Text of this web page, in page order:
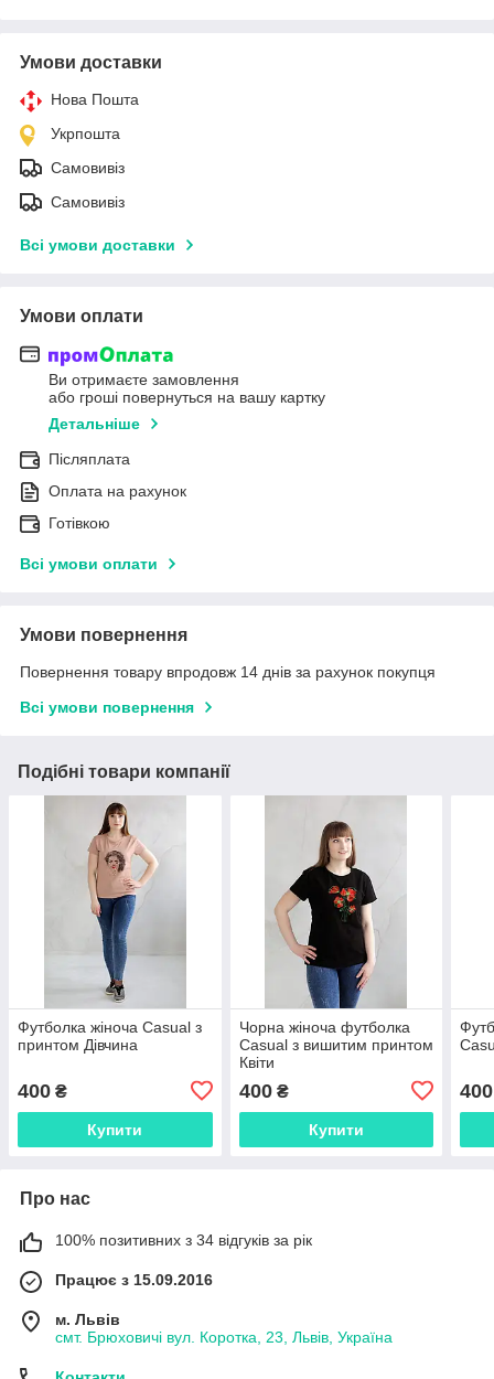
Умови доставки
Нова Пошта
Укрпошта
Самовивіз
Самовивіз
Всі умови доставки
Умови оплати
Ви отримаєте замовлення
або гроші повернуться на вашу картку
Детальніше
Післяплата
Оплата на рахунок
Готівкою
Всі умови оплати
Умови повернення
Повернення товару впродовж 14 днів за рахунок покупця
Всі умови повернення
Подібні товари компанії
Футболка жіноча Casual з
принтом Дівчина
400 ₴
Купити
Чорна жіноча футболка
Casual з вишитим принтом
Квіти
400₴
Купити
400
Про нас
100% позитивних з 34 відгуків за рік
Працює з 15.09.2016
м. Львів
смт. Брюховичі вул. Коротка, 23, Львів, Україна